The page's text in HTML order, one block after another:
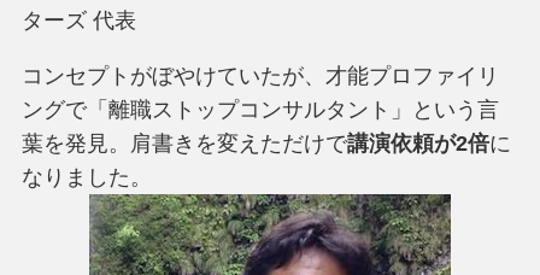
ターズ 代表
コンセプトがぼやけていたが、才能プロファイリ
ングで「離職ストップコンサルタント」という言
葉を発見。肩書きを変えただけで講演依頼が2倍に
なりました。